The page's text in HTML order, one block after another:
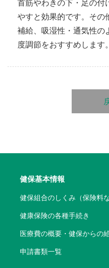
やすと効果的です。その
補給、吸湿性・通気性の
度調節をおすすめします。
健保基本情報
健保組合のしくみ（保険料
健康保険の各種手続き
医療費の概要・健保からの
申請書類一覧